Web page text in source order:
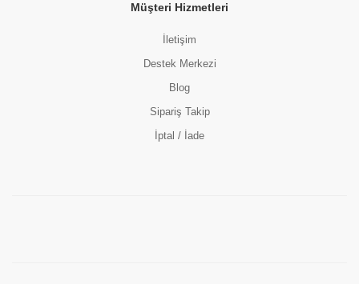
Müşteri Hizmetleri
İletişim
Destek Merkezi
Blog
Sipariş Takip
İptal / İade